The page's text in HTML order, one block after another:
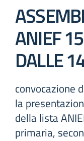
ANIEF
DALLE
convocazione
la
della lista
primaria,